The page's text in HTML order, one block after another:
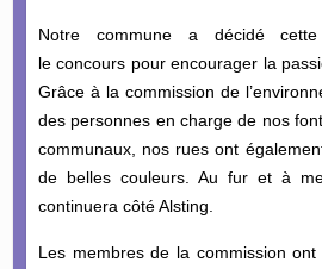
Notre commune a décidé
le concours pour encourager la
Grâce à la commission de
des personnes en charge de nos
communaux, nos rues ont
de belles couleurs. Au fur et à
continuera côté Alsting.
Les membres de la commission